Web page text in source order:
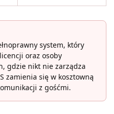
system, który
oraz osoby
gdzie nikt nie zarządza
zamienia się w kosztowną
z gośćmi.